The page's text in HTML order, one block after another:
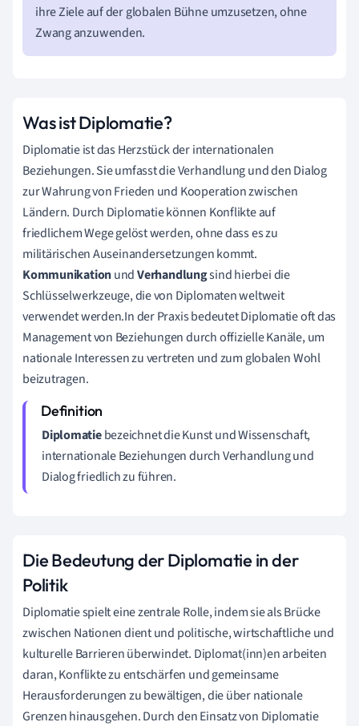
ihre Ziele auf der globalen Bühne umzusetzen, ohne
Zwang anzuwenden.
Was ist Diplomatie?
Diplomatie ist das Herzstück der internationalen
Beziehungen. Sie umfasst die Verhandlung und den Dialog
zur Wahrung von Frieden und Kooperation zwischen
Ländern. Durch Diplomatie können Konflikte auf
friedlichem Wege gelöst werden, ohne dass es zu
militärischen Auseinandersetzungen kommt.
KommunikationundVerhandlungsind hierbei die
Schlüsselwerkzeuge, die von Diplomaten weltweit
verwendet werden.In der Praxis bedeutet Diplomatie oft das
Management von Beziehungen durch offizielle Kanäle, um
nationale Interessen zu vertreten und zum globalen Wohl
beizutragen.
Diplomatiebezeichnet die Kunst und Wissenschaft,
internationale Beziehungen durch Verhandlung und
Dialog friedlich zu führen.
Die Bedeutung der Diplomatie in der
Politik
Diplomatie spielt eine zentrale Rolle, indem sie als Brücke
zwischen Nationen dient und politische, wirtschaftliche und
kulturelle Barrieren überwindet. Diplomat(inn)en arbeiten
daran, Konflikte zu entschärfen und gemeinsame
Herausforderungen zu bewältigen, die über nationale
Grenzen hinausgehen. Durch den Einsatz von Diplomatie